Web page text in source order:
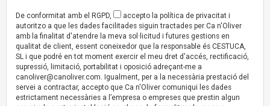
De conformitat amb el RGPD,
accepto la política de privacitat i
autoritzo a que les dades facilitades siguin tractades per Ca n'Oliver
amb la finalitat d'atendre la meva sol·licitud i futures gestions en
qualitat de client, essent coneixedor que la responsable és CESTUCA,
SL i que podré en tot moment exercir el meu dret d'accés, rectificació,
supressió, limitació, portabilitat i oposició adreçant-me a
canoliver@canoliver.com. Igualment, per a la necessària prestació del
servei a contractar, accepto que Ca n'Oliver comuniqui les dades
estrictament necessàries a l’empresa o empreses que prestin algun